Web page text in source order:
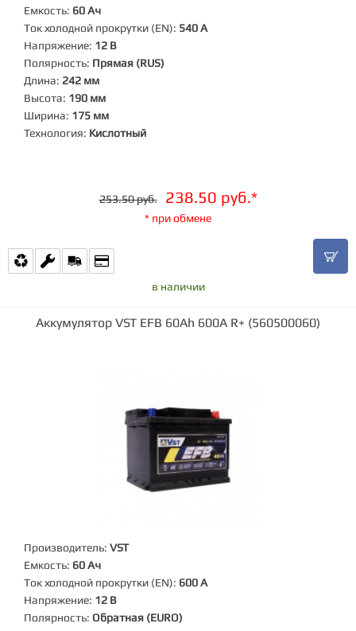
Емкость: 60 Ач
Ток холодной прокрутки (EN): 540 А
Напряжение: 12 В
Полярность: Прямая (RUS)
Длина: 242 мм
Высота: 190 мм
Ширина: 175 мм
Технология: Кислотный
253.50 руб. 238.50 руб.*
* при обмене
в наличии
Аккумулятор VST EFB 60Ah 600A R+ (560500060)
Производитель: VST
Емкость: 60 Ач
Ток холодной прокрутки (EN): 600 А
Напряжение: 12 В
Полярность: Обратная (EURO)